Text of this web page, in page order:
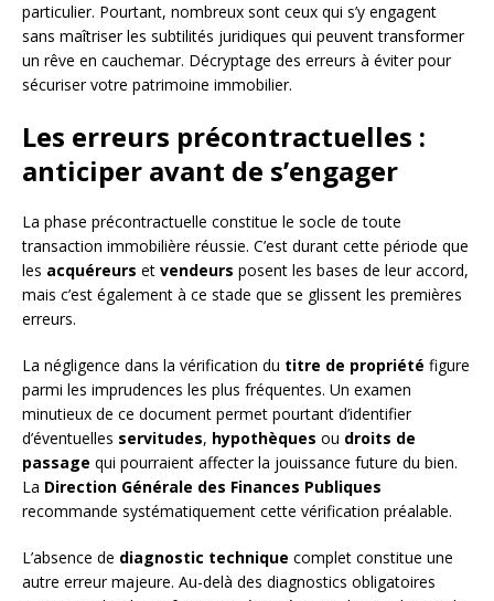
particulier. Pourtant, nombreux sont ceux qui s’y engagent
sans maîtriser les subtilités juridiques qui peuvent transformer
un rêve en cauchemar. Décryptage des erreurs à éviter pour
sécuriser votre patrimoine immobilier.
Les erreurs précontractuelles :
anticiper avant de s’engager
La phase précontractuelle constitue le socle de toute
transaction immobilière réussie. C’est durant cette période que
les acquéreurs et vendeurs posent les bases de leur accord,
mais c’est également à ce stade que se glissent les premières
erreurs.
La négligence dans la vérification du titre de propriété figure
parmi les imprudences les plus fréquentes. Un examen
minutieux de ce document permet pourtant d’identifier
d’éventuelles servitudes, hypothèques ou droits de
passage qui pourraient affecter la jouissance future du bien.
La Direction Générale des Finances Publiques
recommande systématiquement cette vérification préalable.
L’absence de diagnostic technique complet constitue une
autre erreur majeure. Au-delà des diagnostics obligatoires